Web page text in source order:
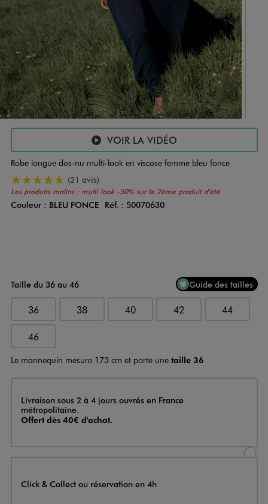
VOIR LA VIDÉO
Robe longue dos-nu multi-look en viscose femme bleu fonce
Les produits malins : multi look -50% sur le 2ème produit d'été
5/5 de moyenne(21 avis)
Couleur
Couleur : BLEU FONCE Réf. : 50070630
Taille du 36 au 46 Guide des tailles
36 38 40 42 44
46
Le mannequin mesure 173 cm et porte une taille 36
Livraison
Livraison sous 2 à 4 jours ouvrés en France
métropolitaine.
Offert dès 40€ d'achat.
Click & Collect ou réservation en 4h